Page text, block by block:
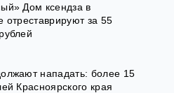
Дом ксендза в
отреставрируют за 55
нападать: более 15
Красноярского края